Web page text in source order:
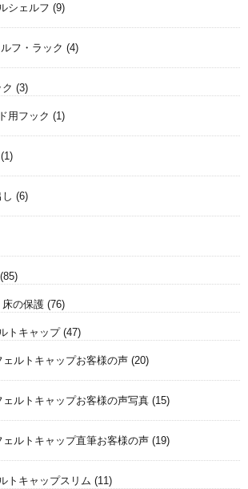
シェルフ (9)
フ・ラック (4)
(3)
用フック (1)
(1)
(6)
(85)
床の保護 (76)
トキャップ(47)
ェルトキャップお客様の声 (20)
ェルトキャップお客様の声写真 (15)
ェルトキャップ直筆お客様の声 (19)
トキャップスリム (11)